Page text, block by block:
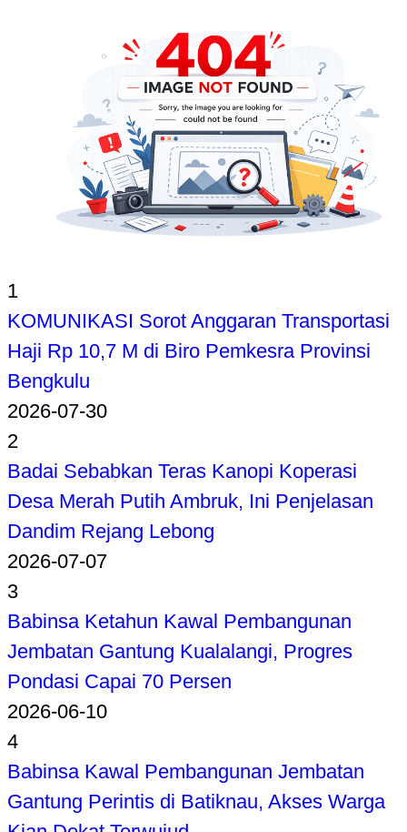
1
KOMUNIKASI Sorot Anggaran Transportasi
Haji Rp 10,7 M di Biro Pemkesra Provinsi
Bengkulu
2026-07-30
2
Badai Sebabkan Teras Kanopi Koperasi
Desa Merah Putih Ambruk, Ini Penjelasan
Dandim Rejang Lebong
2026-07-07
3
Babinsa Ketahun Kawal Pembangunan
Jembatan Gantung Kualalangi, Progres
Pondasi Capai 70 Persen
2026-06-10
4
Babinsa Kawal Pembangunan Jembatan
Gantung Perintis di Batiknau, Akses Warga